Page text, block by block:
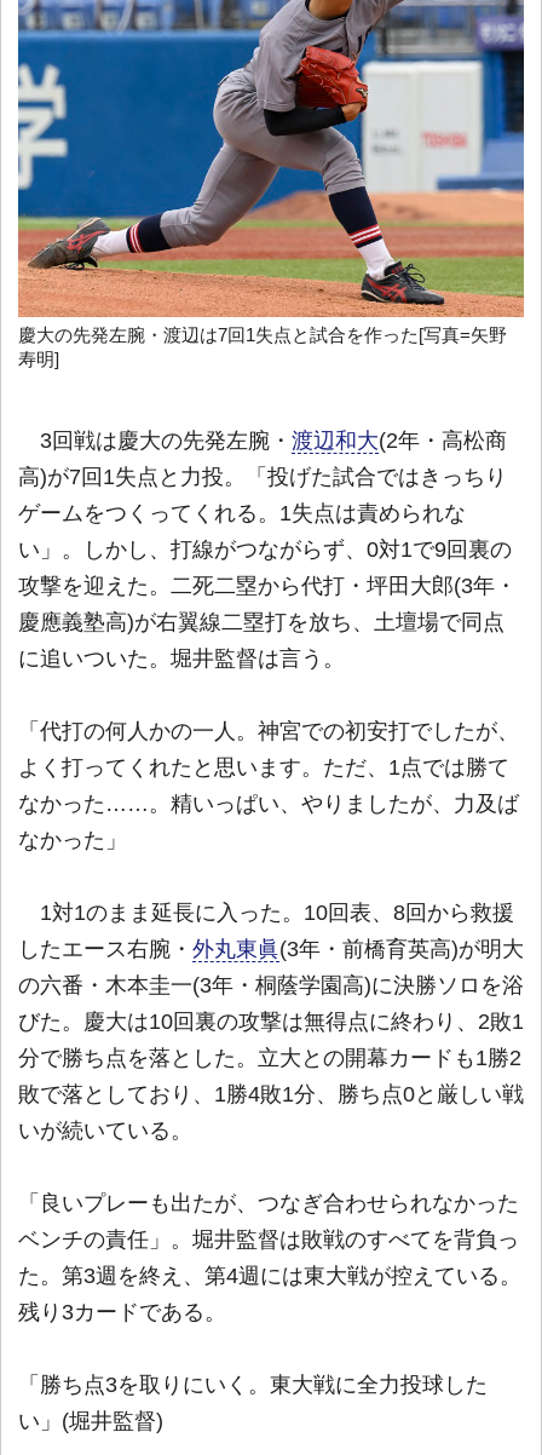
慶大の先発左腕・渡辺は7回1失点と試合を作った[写真=矢野
寿明]
3回戦は慶大の先発左腕・ 渡辺和大(2年・高松商
高)が7回1失点と力投。「投げた試合ではきっちり
ゲームをつくってくれる。1失点は責められな
い」。しかし、打線がつながらず、0対1で9回裏の
攻撃を迎えた。二死二塁から代打・坪田大郎(3年・
慶應義塾高)が右翼線二塁打を放ち、土壇場で同点
に追いついた。堀井監督は言う。
「代打の何人かの一人。神宮での初安打でしたが、
よく打ってくれたと思います。ただ、1点では勝て
なかった……。精いっぱい、やりましたが、力及ば
なかった」
1対1のまま延長に入った。10回表、8回から救援
したエース右腕・ 外丸東眞(3年・前橋育英高)が明大
の六番・木本圭一(3年・桐蔭学園高)に決勝ソロを浴
びた。慶大は10回裏の攻撃は無得点に終わり、2敗1
分で勝ち点を落とした。立大との開幕カードも1勝2
敗で落としており、1勝4敗1分、勝ち点0と厳しい戦
いが続いている。
「良いプレーも出たが、つなぎ合わせられなかった
ベンチの責任」。堀井監督は敗戦のすべてを背負っ
た。第3週を終え、第4週には東大戦が控えている。
残り3カードである。
「勝ち点3を取りにいく。東大戦に全力投球した
い」(堀井監督)